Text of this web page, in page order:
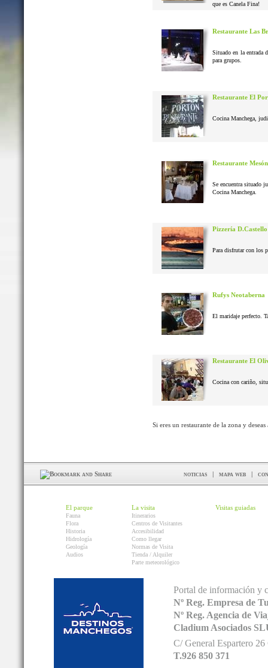
que es Canela Fina!
Restaurante Las
Situado en la entrada
para grupos.
Restaurante El
Cocina Manchega,
Restaurante
Se encuentra situado
Cocina Manchega.
Pizzería D.Castello
Para disfrutar con los
Rufys Neotaberna
El maridaje perfecto.
Restaurante El
Cocina con cariño,
Si eres un restaurante de la zona y
noticias | mapa web |
El parque
Fauna
Flora
Historia
Hidrología
Geología
Audios
La visita
Itinerarios
Centros de Visitantes
Accesibilidad
Como llegar
Normas de Visita
Tienda / Alquiler
Parte meteorológico
Visitas guiadas
Portal de información y
Nº Reg. Empresa de
Nº Reg. Agencia de
Cladium Asociados
C/ General Espartero
T.926 850 371